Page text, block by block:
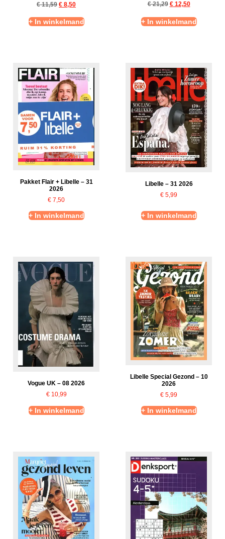
€11,59 € 8,50
+ In winkelmand
€21,29 €12,50
+ In winkelmand
Pakket Flair + Libelle – 31
2026
€ 7,50
+ In winkelmand
Libelle – 31 2026
€ 5,99
+ In winkelmand
Vogue UK – 08 2026
€10,99
+ In winkelmand
Libelle Special Gezond – 10
2026
€ 5,99
+ In winkelmand